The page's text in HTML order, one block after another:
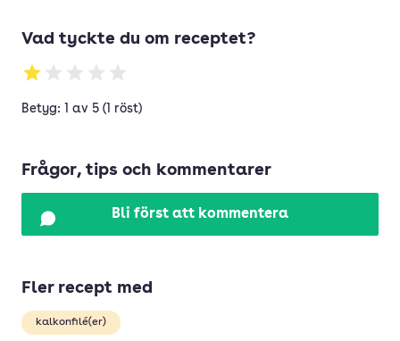
Vad tyckte du om receptet?
Betyg: 1 av 5 (1 röst)
Frågor, tips och kommentarer
Bli först att kommentera
Fler recept med
kalkonfilé(er)